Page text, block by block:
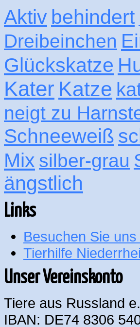
Aktiv behindert
Dreibeinchen
Glückskatze
Kater Katze
neigt zu
Schneeweiß
Mix silber-grau
ängstlich
Links
Besuchen Sie
Tierhilfe
Unser Vereinskonto
Tiere aus Russland
IBAN: DE74 8306